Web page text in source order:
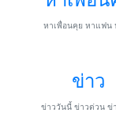
หาเพื่อนคุย หาแฟน
ข่าว
ข่าววันนี้ ข่าวด่วน ข่